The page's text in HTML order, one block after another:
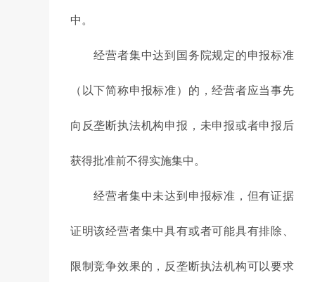
中。
经营者集中达到国务院规定的申报标准
（以下简称申报标准）的，经营者应当事先
向反垄断执法机构申报，未申报或者申报后
获得批准前不得实施集中。
经营者集中未达到申报标准，但有证据
证明该经营者集中具有或者可能具有排除、
限制竞争效果的，反垄断执法机构可以要求